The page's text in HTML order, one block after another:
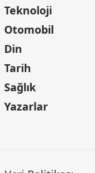
Teknoloji
Otomobil
Din
Tarih
Sağlık
Yazarlar